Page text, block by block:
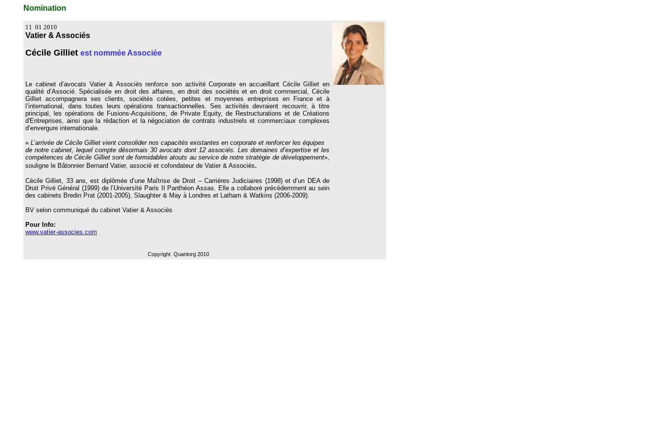
Nomination
11 01 2010
Vatier & Associés
Cécile Gilliet est nommée Associée
Le cabinet d’avocats Vatier & Associés renforce son activité Corporate en accueillant Cécile Gilliet en
qualité d’Associé. Spécialisée en droit des affaires, en droit des sociétés et en droit commercial, Cécile
Gilliet accompagnera ses clients, sociétés cotées, petites et moyennes entreprises en France et à
l’international, dans toutes leurs opérations transactionnelles. Ses activités devraient recouvrir, à titre
principal, les opérations de Fusions-Acquisitions, de Private Equity, de Restructurations et de Créations
d'Entreprises, ainsi que la rédaction et la négociation de contrats industriels et commerciaux complexes
d’envergure internationale.
« L’arrivée de Cécile Gilliet vient consolider nos capacités existantes en corporate et renforcer les équipes
de notre cabinet, lequel compte désormais 30 avocats dont 12 associés. Les domaines d’expertise et les
compétences de Cécile Gilliet sont de formidables atouts au service de notre stratégie de développement»,
souligne le Bâtonnier Bernard Vatier, associé et cofondateur de Vatier & Associés.
Cécile Gilliet, 33 ans, est diplômée d’une Maîtrise de Droit – Carrières Judiciaires (1998) et d’un DEA de
Droit Privé Général (1999) de l’Université Paris II Panthéon Assas. Elle a collaboré précédemment au sein
des cabinets Bredin Prat (2001-2005), Slaughter & May à Londres et Latham & Watkins (2006-2009).
BV selon communiqué du cabinet Vatier & Associés
Pour Info:
www.vatier-associes.com
Copyright Quantorg 2010